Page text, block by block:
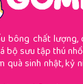
bông chất
bộ sưu tập thú
quà sinh nhật, kỷ